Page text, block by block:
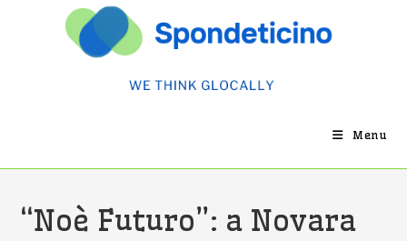
Menu
“Noè Futuro”: a Novara